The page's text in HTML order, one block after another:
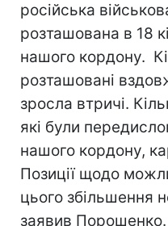
російська
розташована в 18
нашого кордону.
розташовані
зросла втричі.
які були
нашого кордону,
Позиції щодо
цього збільшення
заявив Порошенко.